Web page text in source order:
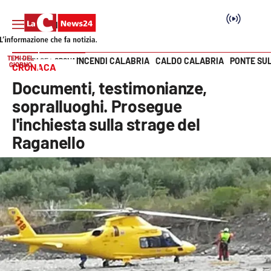
Cronaca
Politica
Attualità
Economia e lavoro
Italia Mondo
Vai
TEMI DEL
GIORNO
INCENDI CALABRIA CALDO CALABRIA PONTE
HOME PAGE CRONACA
CRONACA
Documenti, testimonianze,
sopralluoghi. Prosegue
l'inchiesta sulla strage del
Raganello